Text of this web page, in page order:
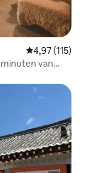
Gemiddelde
4,97 (115)
van